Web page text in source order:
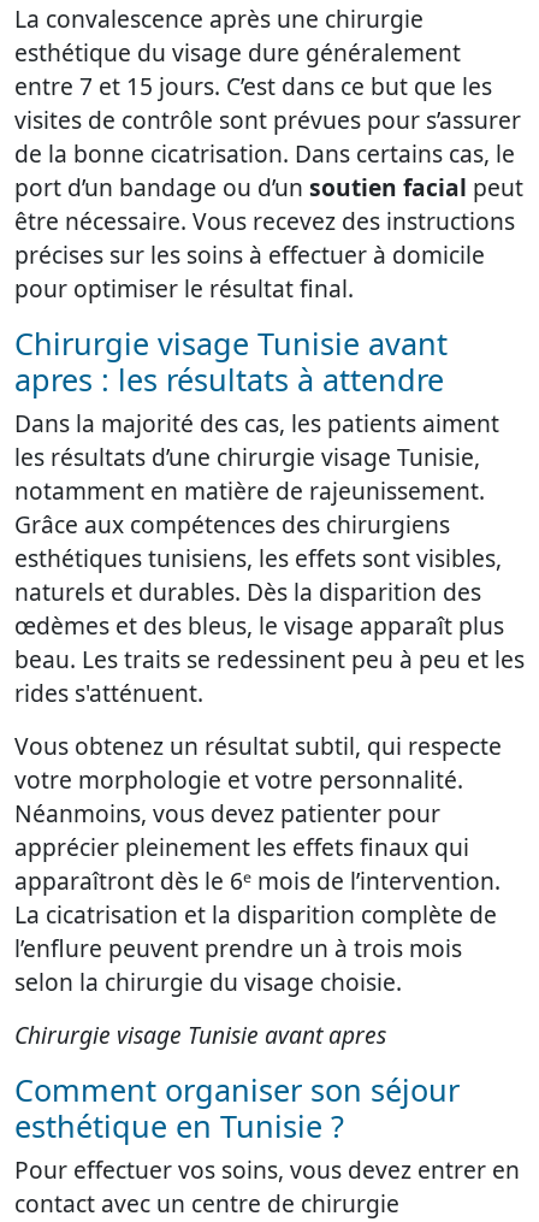
La convalescence après une chirurgie
esthétique du visage dure généralement
entre 7 et 15 jours. C’est dans ce but que les
visites de contrôle sont prévues pour s’assurer
de la bonne cicatrisation. Dans certains cas, le
port d’un bandage ou d’un soutien facial peut
être nécessaire. Vous recevez des instructions
précises sur les soins à effectuer à domicile
pour optimiser le résultat final.
Chirurgie visage Tunisie avant
apres : les résultats à attendre
Dans la majorité des cas, les patients aiment
les résultats d’une chirurgie visage Tunisie,
notamment en matière de rajeunissement.
Grâce aux compétences des chirurgiens
esthétiques tunisiens, les effets sont visibles,
naturels et durables. Dès la disparition des
œdèmes et des bleus, le visage apparaît plus
beau. Les traits se redessinent peu à peu et les
rides s'atténuent.
Vous obtenez un résultat subtil, qui respecte
votre morphologie et votre personnalité.
Néanmoins, vous devez patienter pour
apprécier pleinement les effets finaux qui
apparaîtront dès le 6ᵉ mois de l’intervention.
La cicatrisation et la disparition complète de
l’enflure peuvent prendre un à trois mois
selon la chirurgie du visage choisie.
Chirurgie visage Tunisie avant apres
Comment organiser son séjour
esthétique en Tunisie ?
Pour effectuer vos soins, vous devez entrer en
contact avec un centre de chirurgie